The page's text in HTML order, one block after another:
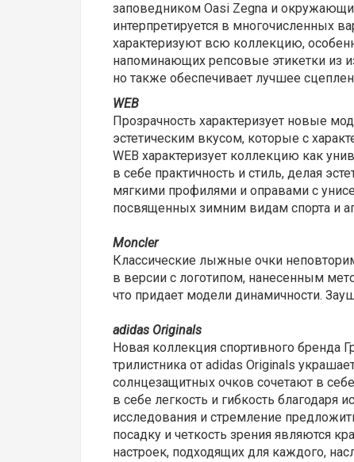
заповедником Oasi Zegna и
интерпретируется в многочисленных
характеризуют всю коллекцию,
напоминающих репсовые этикетки из
но также обеспечивает лучшее
WEB
Прозрачность характеризует новые
эстетическим вкусом, которые с
WEB характеризует коллекцию как
в себе практичность и стиль, делая
мягкими профилями и оправами с
посвященных зимним видам спорта и
Moncler
Классические лыжные очки
в версии с логотипом, нанесенным
что придает модели динамичности.
adidas Originals
Новая коллекция спортивного бренда
трилистника от adidas Originals
солнцезащитных очков сочетают в
в себе легкость и гибкость
исследования и стремление
посадку и четкость зрения являются
настроек, подходящих для каждого,